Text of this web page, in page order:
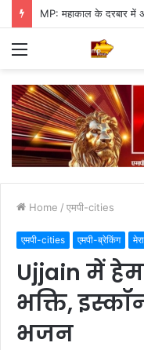
Menu
Home / एमपी-cities
एमपी-cities एमपी-ब्रेकिंग
Ujjain में
भक्ति,
भजन